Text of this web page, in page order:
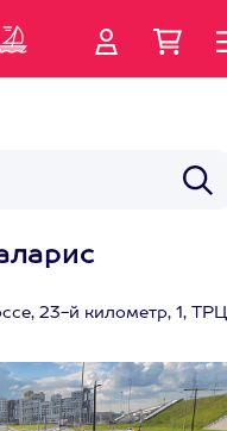
23-й километр, 1, ТРЦ